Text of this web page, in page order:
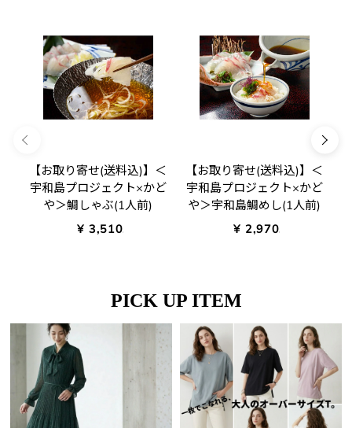
【お取り寄せ(送料込)】＜
宇和島プロジェクト×かど
や＞鯛しゃぶ(1人前)
¥ 3,510.00
【お取り寄せ(送料込)】＜
宇和島プロジェクト×かど
や＞宇和島鯛めし(1人前)
¥ 2,970.00
PICK UP ITEM